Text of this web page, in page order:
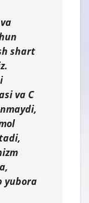
shart
va C
yubora